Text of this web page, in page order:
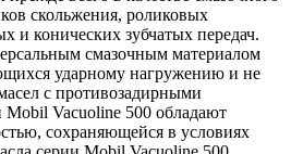
скольжения, роликовых
и конических зубчатых передач.
смазочным материалом
ударному нагружению и не
с противозадирными
Vacuoline 500 обладают
сохраняющейся в условиях